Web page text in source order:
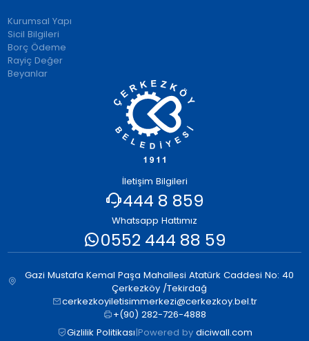
Kurumsal Yapı
Sicil Bilgileri
Borç Ödeme
Rayiç Değer
Beyanlar
İletişim Bilgileri
444 8 859
Whatsapp Hattımız
0552 444 88 59
Gazi Mustafa Kemal Paşa Mahallesi Atatürk Caddesi No: 40
Çerkezköy /Tekirdağ
cerkezkoyiletisimmerkezi@cerkezkoy.bel.tr
+(90) 282-726-4888
Gizlilik Politikası|Powered by diciwall.com